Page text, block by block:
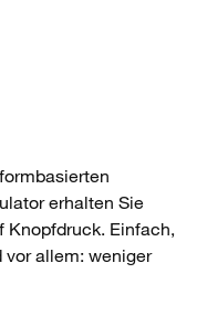
erhalten Sie
Knopfdruck. Einfach,
allem: weniger